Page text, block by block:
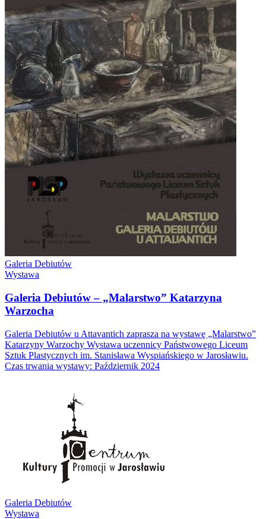
Galeria Debiutów
Wystawa
Galeria Debiutów – „Malarstwo” Katarzyna
Warzocha
Galeria Debiutów u Attavantich zaprasza na wystawę „Malarstwo”
Katarzyny Warzochy Wystawa uczennicy Państwowego Liceum
Sztuk Plastycznych im. Stanisława Wyspiańskiego w Jarosławiu.
Czas trwania wystawy: Październik 2024
Galeria Debiutów
Wystawa